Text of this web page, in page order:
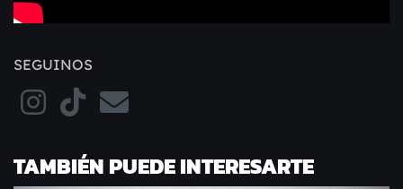
SEGUINOS
TAMBIÉN PUEDE INTERESARTE